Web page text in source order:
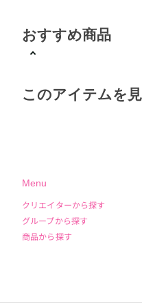
おすすめ商品
このアイテムを
Menu
クリエイターから探す
グループから探す
商品から探す